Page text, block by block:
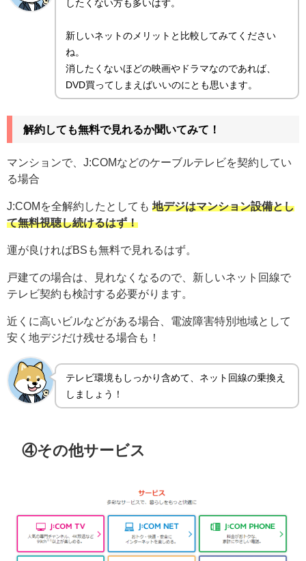
したくない方も多いはず。
新しいネットのメリットと比較してみてください
ね。
消したくないほどの映画やドラマなのであれば、
DVD買ってしまえばいいのにとも思います。
解約しても無料で見れるか聞いてみて！
マンションで、J:COMなどのケーブルテレビを契約してい
る場合
J:COMを全解約したとしても 地デジはマンション設備とし
て無料視聴し続けるはず！
運が良ければBSも無料で見れるはず。
戸建ての場合は、見れなくなるので、新しいネット回線で
テレビ契約も検討する必要がります。
近くに高いビルなどがある場合、電波障害特別地域として
安く地デジだけ残せる場合も！
テレビ環境もしっかり含めて、ネット回線の乗換え
しましょう！
④その他サービス